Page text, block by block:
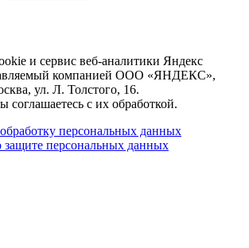
и сервис веб-аналитики Яндекс
компанией ООО «ЯНДЕКС»,
ул. Л. Толстого, 16.
соглашаетесь с их обработкой.
персональных данных
персональных данных